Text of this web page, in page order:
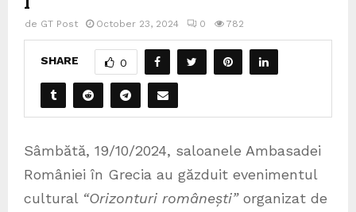
de GT Post October 23, 2024 0 782
SHARE 0
Sâmbătă, 19/10/2024, saloanele Ambasadei
României în Grecia au găzduit evenimentul
cultural “Orizonturi românești”organizat de